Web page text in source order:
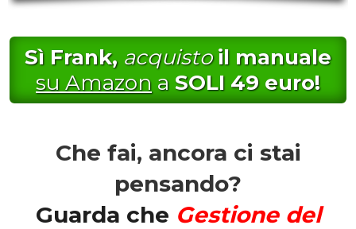
Sì Frank, acquistoil manuale
su Amazon a SOLI 49 euro!
Che fai, ancora ci stai
pensando?
Guarda che Gestione del